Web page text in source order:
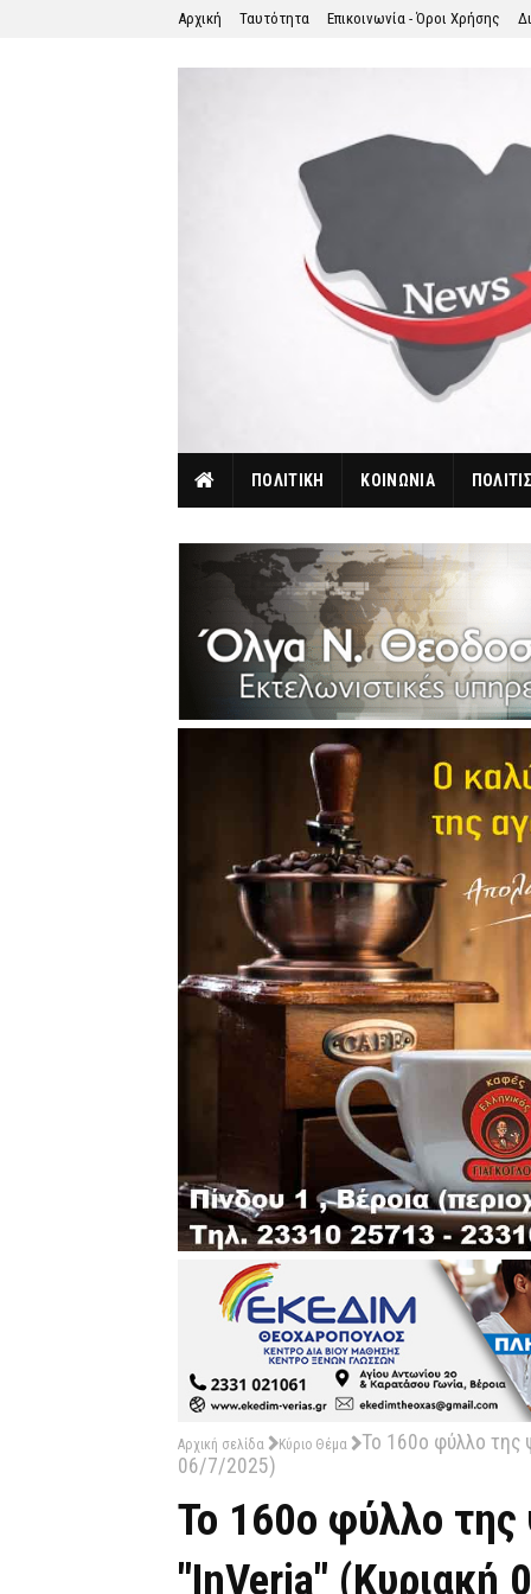
Αρχική Ταυτότητα Επικοινωνία - Όροι Χρήσης
ΠΟΛΙΤΙΚΗ ΚΟΙΝΩΝΙΑ
Αρχική σελίδα Κύριο Θέμα
Το 160ο φύλλο της
06/7/2025)
Το 160ο φύλλο
"InVeria" (Κυριακή